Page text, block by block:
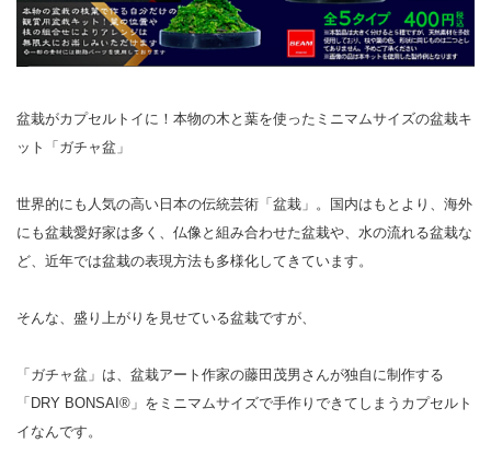
盆栽がカプセルトイに！本物の木と葉を使ったミニマムサイズの盆栽キ
ット「ガチャ盆」
世界的にも人気の高い日本の伝統芸術「盆栽」。国内はもとより、海外
にも盆栽愛好家は多く、仏像と組み合わせた盆栽や、水の流れる盆栽な
ど、近年では盆栽の表現方法も多様化してきています。
そんな、盛り上がりを見せている盆栽ですが、
「ガチャ盆」は、盆栽アート作家の藤田茂男さんが独自に制作する
「DRY BONSAI®」をミニマムサイズで手作りできてしまうカプセルト
イなんです。